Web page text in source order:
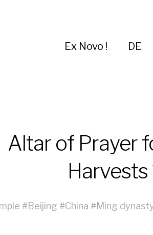
Ex Novo ! DE
Altar of Prayer
Harvests
#Beijing #China #Ming